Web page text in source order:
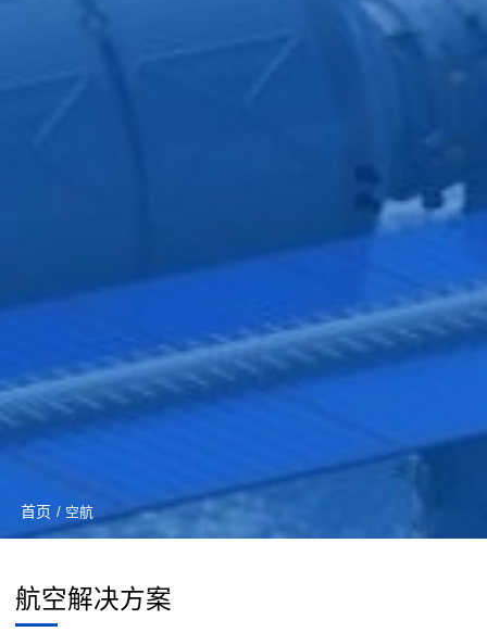
首页 / 空航
航空解决方案